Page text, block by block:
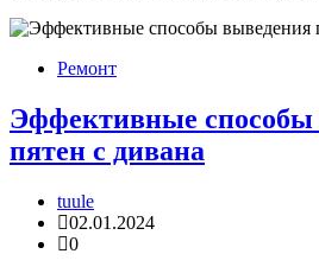
Ремонт
Эффективные способы
пятен с дивана
tuule
02.01.2024
0